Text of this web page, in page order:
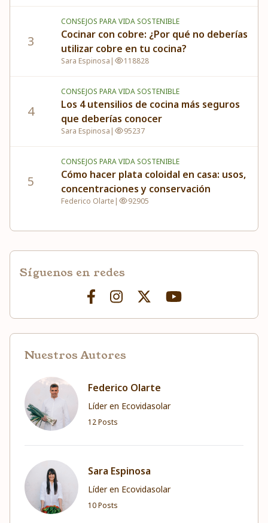
3
CONSEJOS PARA VIDA SOSTENIBLE
Cocinar con cobre: ¿Por qué no deberías
utilizar cobre en tu cocina?
Sara Espinosa | 118828
4
CONSEJOS PARA VIDA SOSTENIBLE
Los 4 utensilios de cocina más seguros
que deberías conocer
Sara Espinosa | 95237
5
CONSEJOS PARA VIDA SOSTENIBLE
Cómo hacer plata coloidal en casa: usos,
concentraciones y conservación
Federico Olarte | 92905
Síguenos en redes
Nuestros Autores
Federico Olarte
Líder en Ecovidasolar
12 Posts
Sara Espinosa
Líder en Ecovidasolar
10 Posts